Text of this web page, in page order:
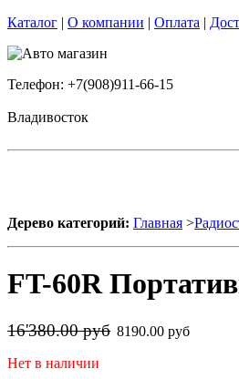
Каталог | О компании | Оплата |
Телефон: +7(908)911-66-15
Владивосток
Дерево категорий: Главная >
FT-60R
16'380.00 руб 8190.00 руб
Нет в наличии